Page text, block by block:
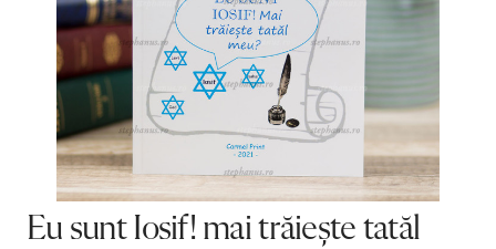
Eu sunt Iosif! mai trăiește tatăl